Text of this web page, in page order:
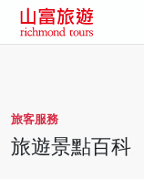
旅客服務
旅遊景點百科